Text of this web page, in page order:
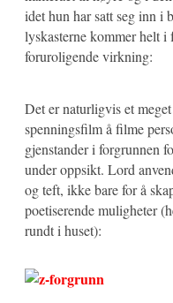
idet hun har satt seg inn i
lyskasterne kommer helt i
foruroligende virkning:
Det er naturligvis et
spenningsfilm å filme
gjenstander i forgrunnen
under oppsikt. Lord
og teft, ikke bare for å
poetiserende muligheter
rundt i huset):